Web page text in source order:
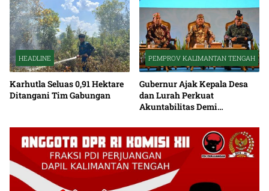
HEADLINE
Karhutla Seluas 0,91 Hektare
Ditangani Tim Gabungan
PEMPROV KALIMANTAN TENGAH
Gubernur Ajak Kepala Desa
dan Lurah Perkuat
Akuntabilitas Demi
Kalteng